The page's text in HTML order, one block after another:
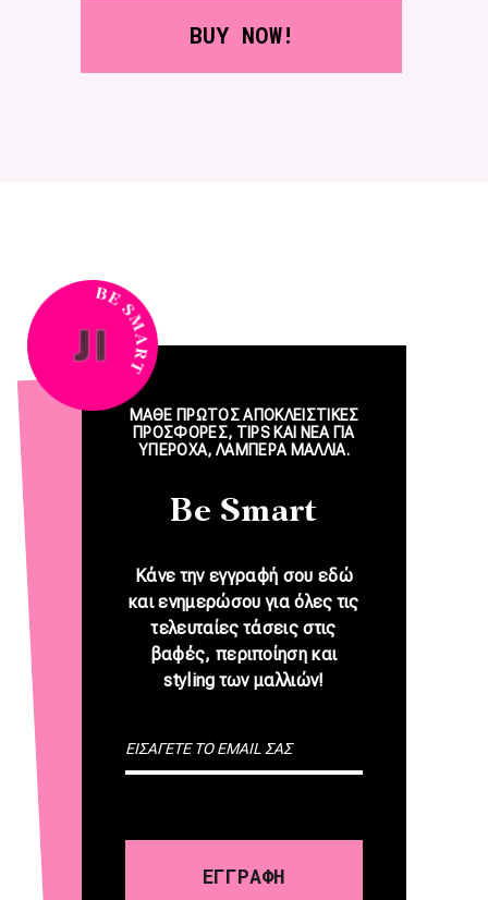
BUY NOW!
ΜΑΘΕ ΠΡΩΤΟΣ ΑΠΟΚΛΕΙΣΤΙΚΕΣ
ΠΡΟΣΦΟΡΕΣ, TIPS ΚΑΙ NEA ΓΙΑ
ΥΠΕΡΟΧΑ, ΛΑΜΠΕΡΑ ΜΑΛΛΙΑ.
Be Smart
Κάνε την εγγραφή σου εδώ
και ενημερώσου για όλες τις
τελευταίες τάσεις στις
βαφές, περιποίηση και
styling των μαλλιών!